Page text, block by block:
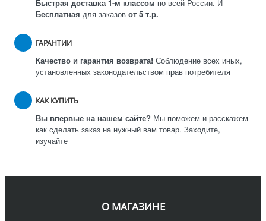
Быстрая доставка 1-м классом по всей России. И
Бесплатная для заказов от 5 т.р.
ГАРАНТИИ
Качество и гарантия возврата! Соблюдение всех иных,
установленных законодательством прав потребителя
КАК КУПИТЬ
Вы впервые на нашем сайте? Мы поможем и расскажем
как сделать заказ на нужный вам товар. Заходите,
изучайте
О МАГАЗИНЕ